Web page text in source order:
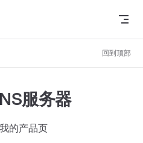
回到顶部
服务器
的产品页